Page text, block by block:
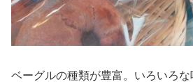
ベーグルの種類が豊富。いろいろな